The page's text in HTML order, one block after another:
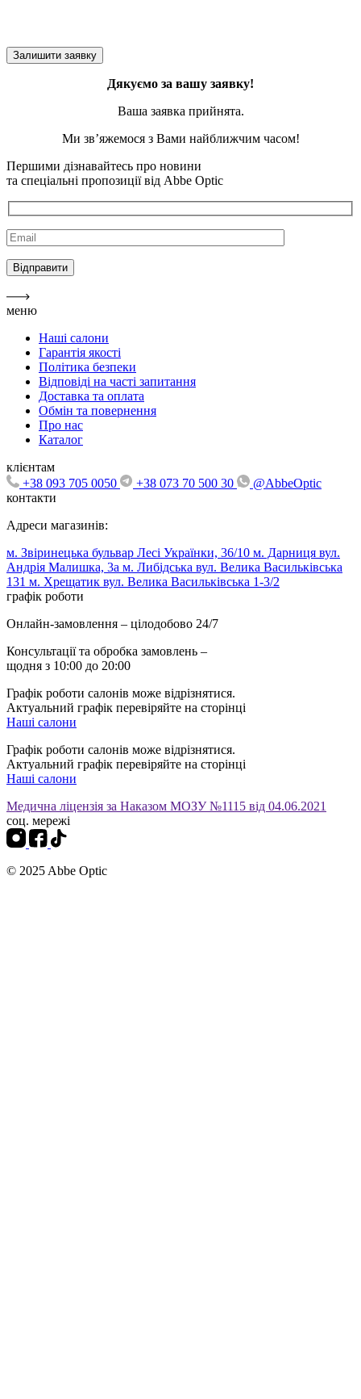
Дякуємо за вашу заявку!
Ваша заявка прийнята.
Ми зв’яжемося з Вами найближчим часом!
Першими дізнавайтесь про новини
та спеціальні пропозиції від Abbe Optic
меню
Наші салони
Гарантія якості
Політика безпеки
Відповіді на часті запитання
Доставка та оплата
Обмін та повернення
Про нас
Каталог
клієнтам
+38 093 705 0050
+38 073 70 500 30
@AbbeOptic
контакти
Адреси магазинів:
м. Звіринецька бульвар Лесі Українки, 36/10 м. Дарниця вул.
Андрія Малишка, 3а м. Либідська вул. Велика Васильківська
131 м. Хрещатик вул. Велика Васильківська 1-3/2
графік роботи
Онлайн-замовлення – цілодобово 24/7
Консультації та обробка замовлень –
щодня з 10:00 до 20:00
Графік роботи салонів може відрізнятися.
Актуальний графік перевіряйте на сторінці
Наші салони
Графік роботи салонів може відрізнятися.
Актуальний графік перевіряйте на сторінці
Наші салони
Медична ліцензія за Наказом МОЗУ №1115 від 04.06.2021
соц. мережі
© 2025 Abbe Optic